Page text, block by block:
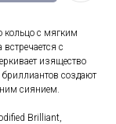
кольцо с мягким
с
изящество
создают
сиянием.
Brilliant,